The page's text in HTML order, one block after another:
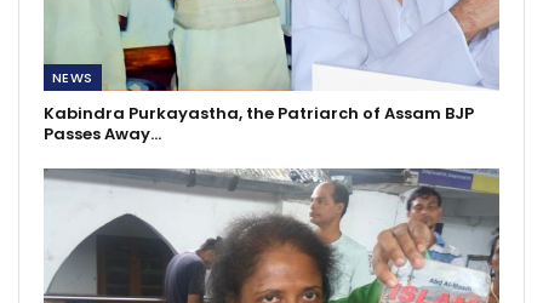
NEWS
Kabindra Purkayastha, the Patriarch of Assam BJP
Passes Away…